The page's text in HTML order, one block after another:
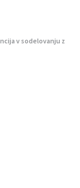
v sodelovanju z